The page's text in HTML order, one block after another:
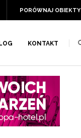
PORÓWNAJ OBIEKTY
KONTAKT